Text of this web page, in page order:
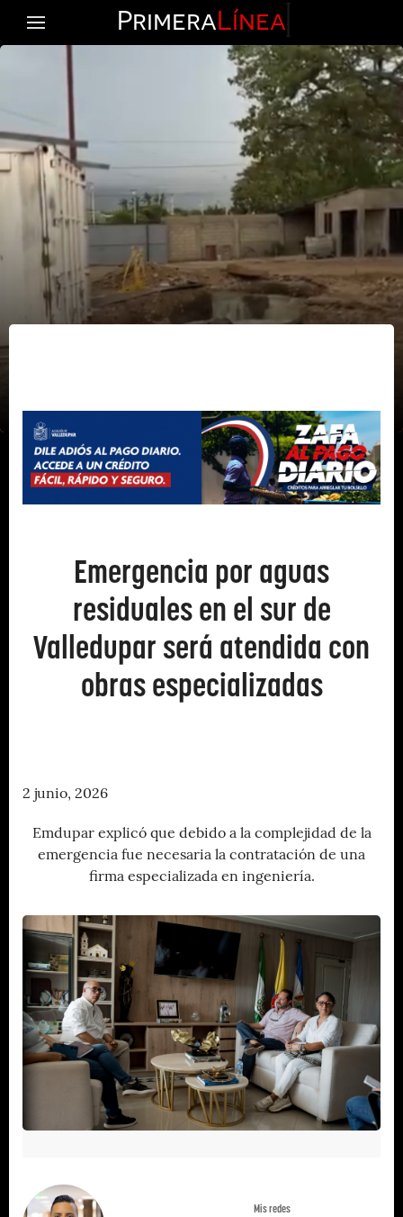
PrimeraLínea
Emergencia por aguas
residuales en el sur de
Valledupar será atendida con
obras especializadas
2 junio, 2026
Emdupar explicó que debido a la complejidad de la
emergencia fue necesaria la contratación de una
firma especializada en ingeniería.
Mis redes